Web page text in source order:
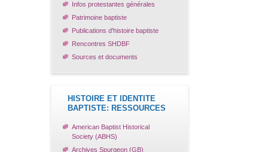
Infos protestantes générales
Patrimoine baptiste
Publications d'histoire baptiste
Rencontres SHDBF
Sources et documents
HISTOIRE ET IDENTITE
BAPTISTE: RESSOURCES
American Baptist Historical
Society (ABHS)
Archives Spurgeon (GB)